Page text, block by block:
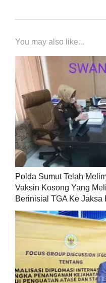
You may also like...
Polda Sumut Telah
Vaksin Kosong Yang
Berinisial TGA Ke Jaksa